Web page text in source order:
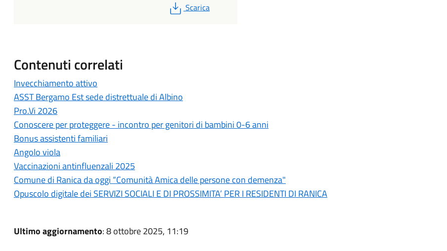
PDF
Scarica
Contenuti correlati
Invecchiamento attivo
ASST Bergamo Est sede distrettuale di Albino
Pro.Vi 2026
Conoscere per proteggere - incontro per genitori di bambini 0-6 anni
Bonus assistenti familiari
Angolo viola
Vaccinazioni antinfluenzali 2025
Comune di Ranica da oggi “Comunità Amica delle persone con demenza"
Opuscolo digitale dei SERVIZI SOCIALI E DI PROSSIMITA’ PER I RESIDENTI DI RANICA
Ultimo aggiornamento: 8 ottobre 2025, 11:19